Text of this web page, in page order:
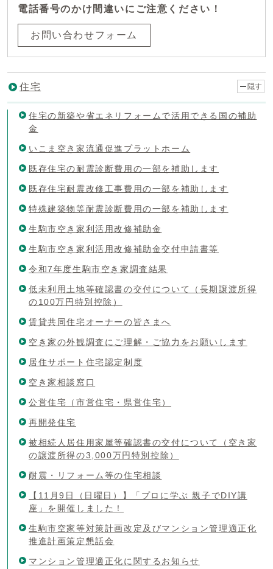
電話番号のかけ間違いにご注意ください！
お問い合わせフォーム
住宅 隠す
住宅の新築や省エネリフォームで活用できる国の補助
金
いこま空き家流通促進プラットホーム
既存住宅の耐震診断費用の一部を補助します
既存住宅耐震改修工事費用の一部を補助します
特殊建築物等耐震診断費用の一部を補助します
生駒市空き家利活用改修補助金
生駒市空き家利活用改修補助金交付申請書等
令和7年度生駒市空き家調査結果
低未利用土地等確認書の交付について（長期譲渡所得
の100万円特別控除）
賃貸共同住宅オーナーの皆さまへ
空き家の外観調査にご理解・ご協力をお願いします
居住サポート住宅認定制度
空き家相談窓口
公営住宅（市営住宅・県営住宅）
再開発住宅
被相続人居住用家屋等確認書の交付について（空き家
の譲渡所得の3,000万円特別控除）
耐震・リフォーム等の住宅相談
【11月9日（日曜日）】「プロに学ぶ 親子でDIY講
座」を開催しました！
生駒市空家等対策計画改定及びマンション管理適正化
推進計画策定懇話会
マンション管理適正化に関するお知らせ